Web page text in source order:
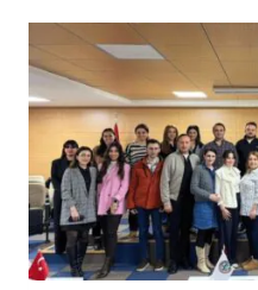
YENI
DÖNEM:
SADELEŞME
VE
SIKI
DENETIM
BAŞLIYOR